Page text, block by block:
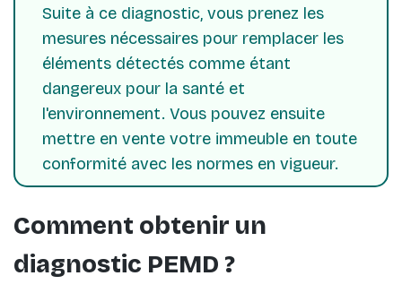
Suite à ce diagnostic, vous prenez les
mesures nécessaires pour remplacer les
éléments détectés comme étant
dangereux pour la santé et
l'environnement. Vous pouvez ensuite
mettre en vente votre immeuble en toute
conformité avec les normes en vigueur.
Comment obtenir un
diagnostic PEMD ?